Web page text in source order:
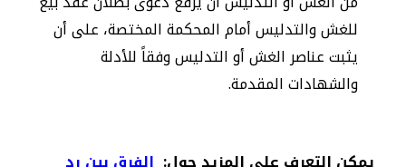
للغش والتدليس أمام المحكمة المختصة، على أن
يثبت عناصر الغش أو التدليس وفقاً للأدلة
والشهادات المقدمة.